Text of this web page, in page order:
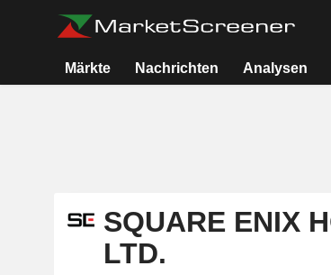
Märkte Nachrichten Analysen
SQUARE ENIX
LTD.